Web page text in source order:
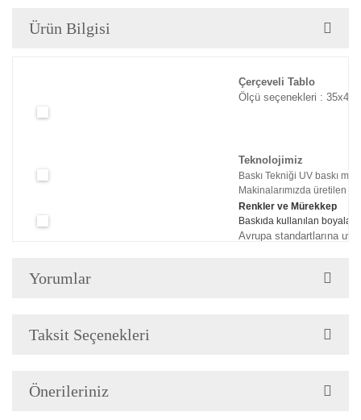
Ürün Bilgisi
Çerçeveli Tablo
Ölçü seçenekleri :
Teknolojimiz
Baskı Tekniği UV baskı
Makinalarımızda üretilen
Renkler ve Mürekkep
Baskıda kullanılan
Avrupa standartlarına
Çerçeveli Tablolarınız
Yorumlar
Taksit Seçenekleri
Önerileriniz